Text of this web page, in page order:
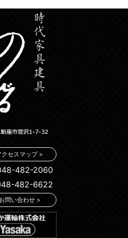
セスマップ >
482-2060
482-6622
お問い合わせ >